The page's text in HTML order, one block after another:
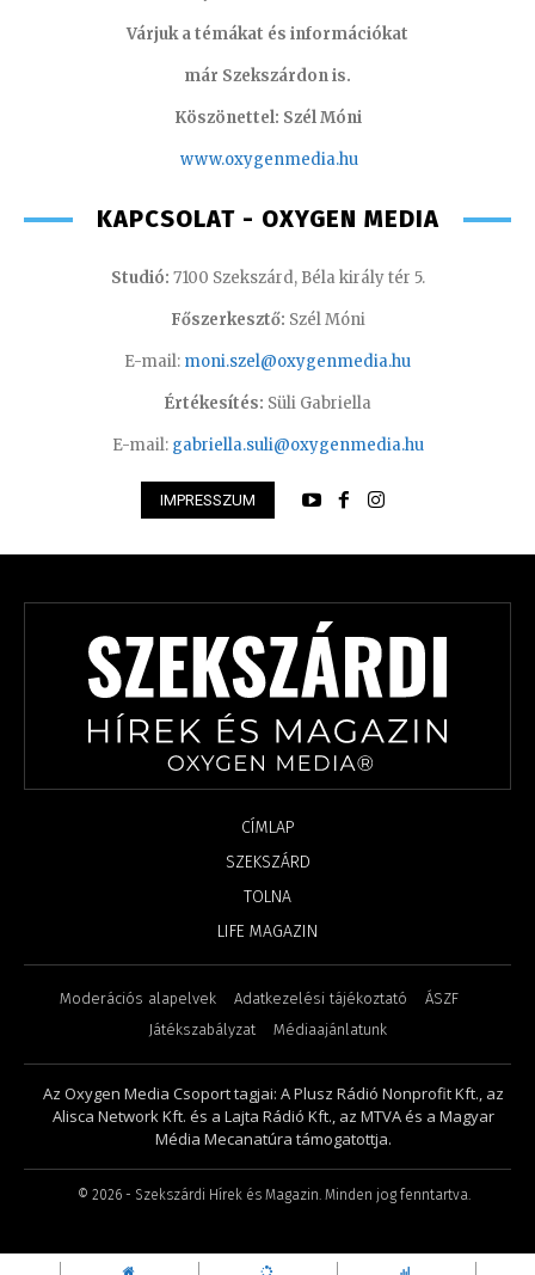
Várjuk a témákat és információkat
már Szekszárdon is.
Köszönettel: Szél Móni
www.oxygenmedia.hu
KAPCSOLAT - OXYGEN MEDIA
Studió: 7100 Szekszárd, Béla király tér 5.
Főszerkesztő: Szél Móni
E-mail: moni.szel@oxygenmedia.hu
Értékesítés: Süli Gabriella
E-mail: gabriella.suli@oxygenmedia.hu
IMPRESSZUM
CÍMLAP
SZEKSZÁRD
TOLNA
LIFE MAGAZIN
Moderációs alapelvek Adatkezelési tájékoztató
ÁSZF
Játékszabályzat
Médiaajánlatunk
Az Oxygen Media Csoport tagjai: A Plusz Rádió Nonprofit Kft., az
Alisca Network Kft. és a Lajta Rádió Kft., az MTVA és a Magyar
Média Mecanatúra támogatottja.
© 2026- Szekszárdi Hírek és Magazin. Minden jog fenntartva.